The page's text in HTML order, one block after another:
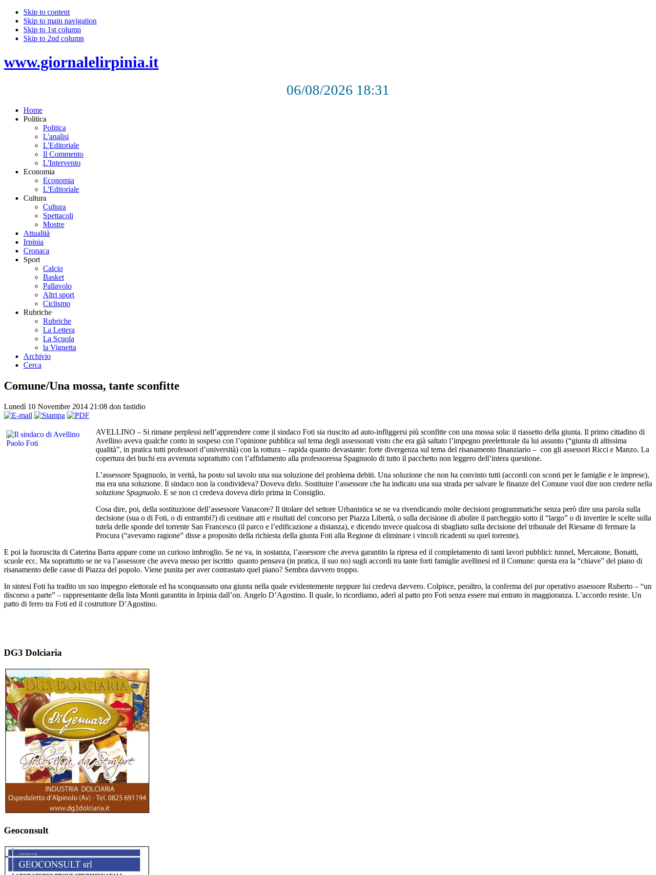
Skip to content
Skip to main navigation
Skip to 1st column
Skip to 2nd column
www.giornalelirpinia.it
06/08/2026 18:31
Home
Politica
Politica
L'analisi
L'Editoriale
Il Commento
L'Intervento
Economia
Economia
L'Editoriale
Cultura
Cultura
Spettacoli
Mostre
Attualità
Irpinia
Cronaca
Sport
Calcio
Basket
Pallavolo
Altri sport
Ciclismo
Rubriche
Rubriche
La Lettera
La Scuola
la Vignetta
Archivio
Cerca
Comune/Una mossa, tante sconfitte
Lunedì 10 Novembre 2014 21:08 don fastidio
AVELLINO – Si rimane perplessi nell’apprendere come il sindaco Foti sia riuscito ad auto-infliggersi più sconfitte con una mossa sola: il riassetto della giunta. Il primo cittadino di
Avellino aveva qualche conto in sospeso con l’opinione pubblica sul tema degli assessorati visto che era già saltato l’impegno preelettorale da lui assunto (“giunta di altissima
qualità”, in pratica tutti professori d’università) con la rottura – rapida quanto devastante: forte divergenza sul tema del risanamento finanziario – con gli assessori Ricci e Manzo. La
copertura dei buchi era avvenuta soprattutto con l’affidamento alla professoressa Spagnuolo di tutto il pacchetto non leggero dell’intera questione.
L’assessore Spagnuolo, in verità, ha posto sul tavolo una sua soluzione del problema debiti. Una soluzione che non ha convinto tutti (accordi con sconti per le famiglie e le imprese),
ma era una soluzione. Il sindaco non la condivideva? Doveva dirlo. Sostituire l’assessore che ha indicato una sua strada per salvare le finanze del Comune vuol dire non credere nella
soluzione Spagnuolo. E se non ci credeva doveva dirlo prima in Consiglio.
Cosa dire, poi, della sostituzione dell’assessore Vanacore? Il titolare del settore Urbanistica se ne va rivendicando molte decisioni programmatiche senza però dire una parola sulla
decisione (sua o di Foti, o di entrambi?) di cestinare atti e risultati del concorso per Piazza Libertà, o sulla decisione di abolire il parcheggio sotto il “largo” o di invertire le scelte sulla
tutela delle sponde del torrente San Francesco (il parco e l’edificazione a distanza), e dicendo invece qualcosa di sbagliato sulla decisione del tribunale del Riesame di fermare la
Procura (“avevamo ragione” disse a proposito della richiesta della giunta Foti alla Regione di eliminare i vincoli ricadenti su quel torrente).
E poi la fuoruscita di Caterina Barra appare come un curioso imbroglio. Se ne va, in sostanza, l’assessore che aveva garantito la ripresa ed il completamento di tanti lavori pubblici: tunnel, Mercatone, Bonatti,
scuole ecc. Ma soprattutto se ne va l’assessore che aveva messo per iscritto quanto pensava (in pratica, il suo no) sugli accordi tra tante forti famiglie avellinesi ed il Comune: questa era la “chiave” del piano di
risanamento delle casse di Piazza del popolo. Viene punita per aver contrastato quel piano? Sembra davvero troppo.
In sintesi Foti ha tradito un suo impegno elettorale ed ha sconquassato una giunta nella quale evidentemente neppure lui credeva davvero. Colpisce, peraltro, la conferma del pur operativo assessore Ruberto – “un
discorso a parte” – rappresentante della lista Monti garantita in Irpinia dall’on. Angelo D’Agostino. Il quale, lo ricordiamo, aderì al patto pro Foti senza essere mai entrato in maggioranza. L’accordo resiste. Un
patto di ferro tra Foti ed il costruttore D’Agostino.
DG3 Dolciaria
Geoconsult